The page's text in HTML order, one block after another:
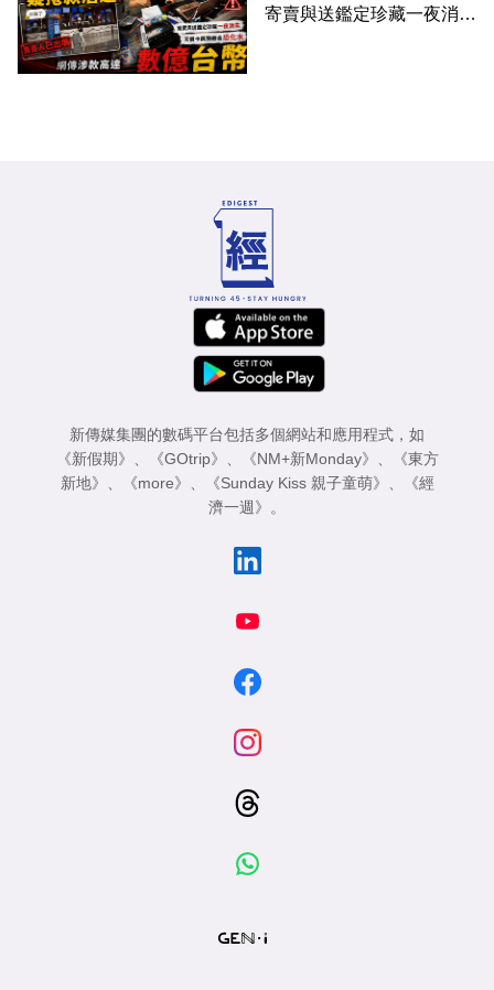
寄賣與送鑑定珍藏一夜消失
新傳媒集團的數碼平台包括多個網站和應用程式，如
《新假期》
《GOtrip》 《NM+新Monday》
《東方
新地》
《more》 《Sunday Kiss 親子童萌》
《經
濟一週》
。